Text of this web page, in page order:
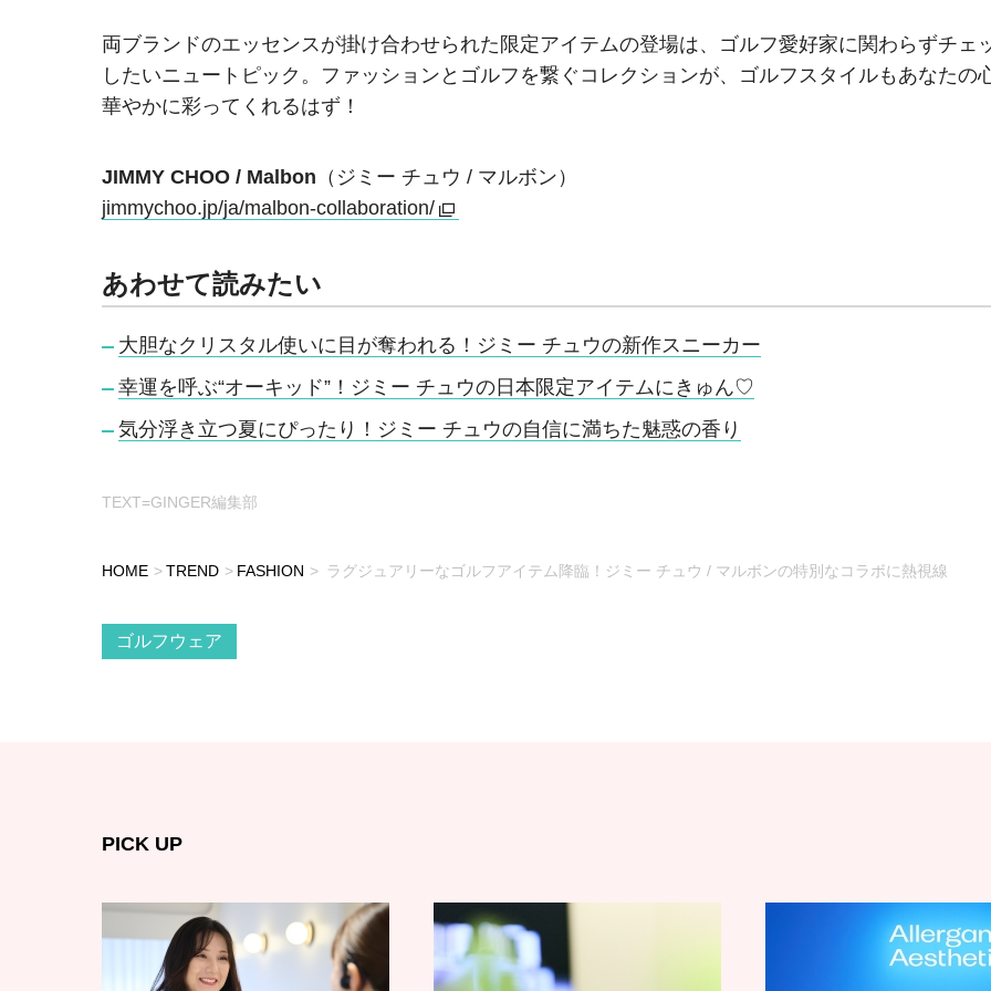
両ブランドのエッセンスが掛け合わせられた限定アイテムの登場は、ゴルフ愛好家に関わらずチェ
したいニュートピック。ファッションとゴルフを繋ぐコレクションが、ゴルフスタイルもあなたの
華やかに彩ってくれるはず！
JIMMY CHOO / Malbon （ジミー チュウ / マルボン）
jimmychoo.jp/ja/malbon-collaboration/
あわせて読みたい
大胆なクリスタル使いに目が奪われる！ジミー チュウの新作スニーカー
幸運を呼ぶ“オーキッド”！ジミー チュウの日本限定アイテムにきゅん♡
気分浮き立つ夏にぴったり！ジミー チュウの自信に満ちた魅惑の香り
TEXT=GINGER編集部
HOME TREND FASHION ラグジュアリーなゴルフアイテム降臨！ジミー チュウ / マルボンの特別なコラボに熱視線
ゴルフウェア
PICK UP